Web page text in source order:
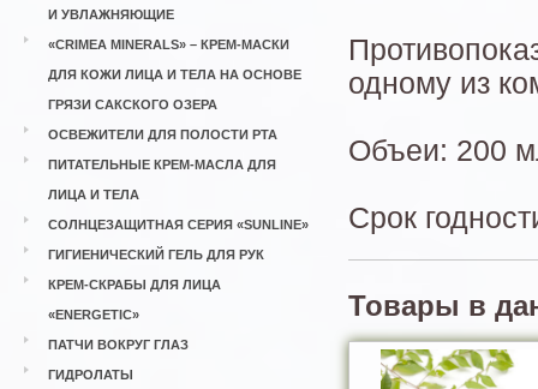
И УВЛАЖНЯЮЩИЕ
«CRIMEA MINERALS» – КРЕМ-МАСКИ
ДЛЯ КОЖИ ЛИЦА И ТЕЛА НА ОСНОВЕ
ГРЯЗИ САКСКОГО ОЗЕРА
ОСВЕЖИТЕЛИ ДЛЯ ПОЛОСТИ РТА
ПИТАТЕЛЬНЫЕ КРЕМ-МАСЛА ДЛЯ
ЛИЦА И ТЕЛА
СОЛНЦЕЗАЩИТНАЯ СЕРИЯ «SUNLINE»
ГИГИЕНИЧЕСКИЙ ГЕЛЬ ДЛЯ РУК
КРЕМ-СКРАБЫ ДЛЯ ЛИЦА
«ENERGETIC»
ПАТЧИ ВОКРУГ ГЛАЗ
ГИДРОЛАТЫ
одному из
Объеи: 200
Срок
Товары в